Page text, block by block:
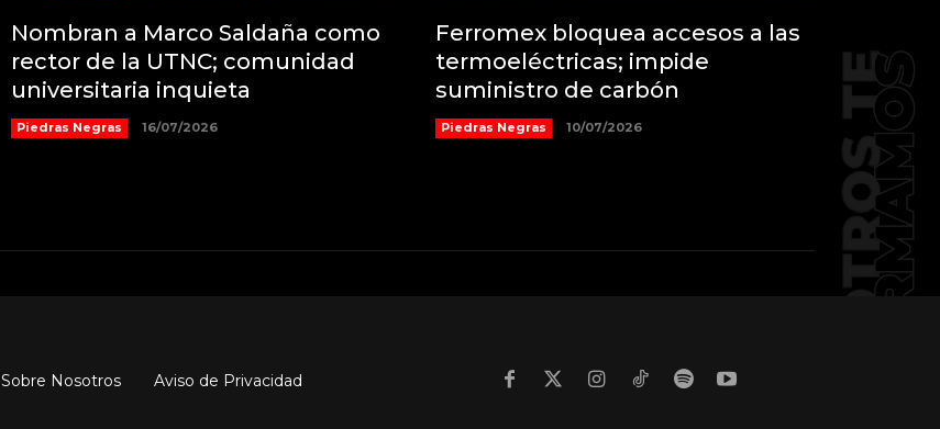
Nombran a Marco Saldaña como
rector de la UTNC; comunidad
universitaria inquieta
Piedras Negras 16/07/2026
Ferromex bloquea accesos a las
termoeléctricas; impide
suministro de carbón
Piedras Negras 10/07/2026
Sobre Nosotros Aviso de Privacidad